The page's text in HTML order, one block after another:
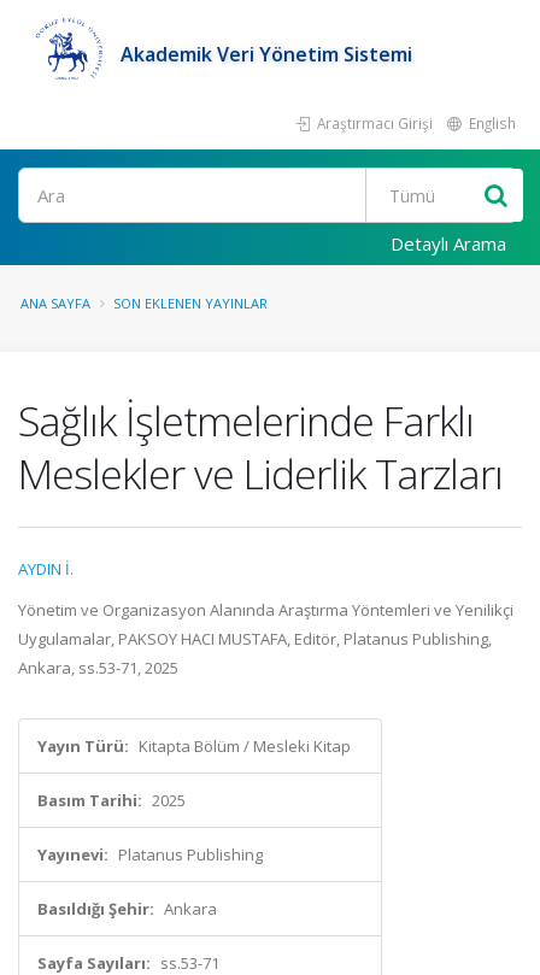
Akademik Veri Yönetim Sistemi
Araştırmacı Girişi English
Ara
Detaylı Arama
ANA SAYFA SON EKLENEN YAYINLAR
Sağlık İşletmelerinde Farklı
Meslekler ve Liderlik Tarzları
AYDIN İ.
Yönetim ve Organizasyon Alanında Araştırma Yöntemleri ve Yenilikçi
Uygulamalar, PAKSOY HACI MUSTAFA, Editör, Platanus Publishing,
Ankara, ss.53-71, 2025
Yayın Türü: Kitapta Bölüm / Mesleki Kitap
Basım Tarihi: 2025
Yayınevi: Platanus Publishing
Basıldığı Şehir: Ankara
Sayfa Sayıları: ss.53-71